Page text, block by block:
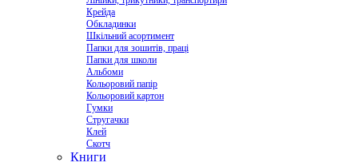
Крейда
Обкладинки
Шкільний асортимент
Папки для зошитів, праці
Папки для школи
Альбоми
Кольоровий папір
Кольоровий картон
Гумки
Стругачки
Клей
Скотч
Книги